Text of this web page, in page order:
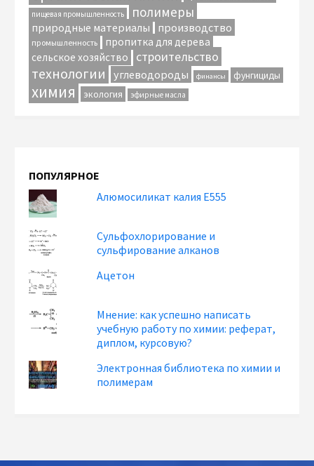
пищевая промышленность полимеры
природные материалы производство
промышленность
пропитка для дерева
сельское хозяйство
строительство
технологии углеводороды финансы фунгициды
химия экология эфирные масла
ПОПУЛЯРНОЕ
Алюмосиликат калия Е555
Сульфохлорирование и
сульфирование алканов
Ацетон
Мнение: как успешно написать
учебную работу по химии: реферат,
диплом, курсовую?
Электронная библиотека по химии и
полимерам